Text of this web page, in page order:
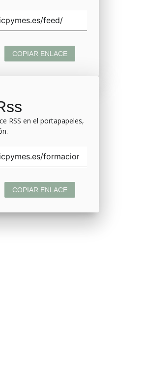
COPIAR ENLACE
RSS en el portapapeles,
COPIAR ENLACE